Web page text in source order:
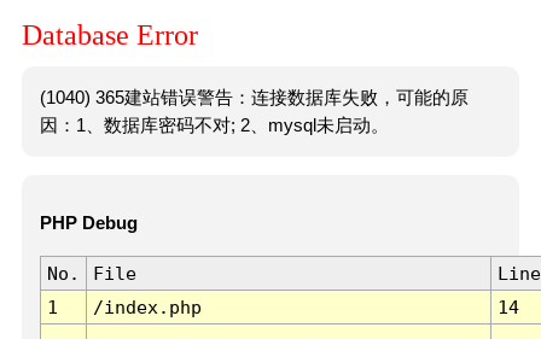
Database Error
(1040) 365建站错误警告：连接数据库失败，可能的原
因：1、数据库密码不对; 2、mysql未启动。
PHP Debug
No. File
Line
1
/index.php 14